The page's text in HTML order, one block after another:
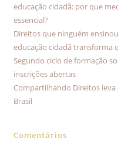
educação cidadã: por que
essencial?
Direitos que ninguém
educação cidadã transforma
Segundo ciclo de formação
inscrições abertas
Compartilhando Direitos
Brasil
Comentários